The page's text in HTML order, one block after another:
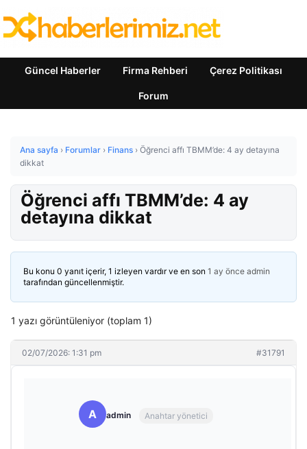
Güncel Haberler Firma Rehberi Çerez Politikası
Forum
Ana sayfa › Forumlar › Finans › Öğrenci affı TBMM’de: 4 ay detayına
dikkat
Öğrenci affı TBMM’de: 4 ay
detayına dikkat
Bu konu 0 yanıt içerir, 1 izleyen vardır ve en son 1 ay önce admin
tarafından güncellenmiştir.
1 yazı görüntüleniyor (toplam 1)
02/07/2026: 1:31 pm #31791
A admin Anahtar yönetici